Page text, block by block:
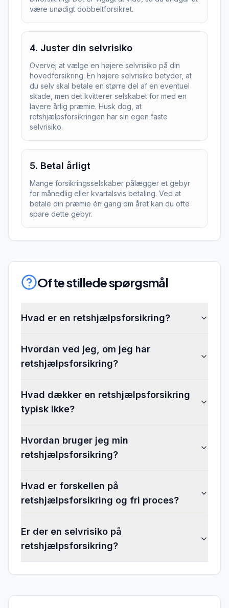
være unødigt dobbeltforsikret.
4. Juster din selvrisiko
Overvej at vælge en højere selvrisiko på din
hovedforsikring. En højere selvrisiko betyder, at
du selv skal betale en større del af en eventuel
skade, men det kvitterer selskabet for med en
lavere årlig præmie. Husk dog, at
retshjælpsforsikringen har sin egen faste
selvrisiko.
5. Betal årligt
Mange forsikringsselskaber pålægger et gebyr
for månedlig eller kvartalsvis betaling. Ved at
betale din præmie én gang om året kan du ofte
spare dette gebyr.
Ofte stillede spørgsmål
Hvad er en retshjælpsforsikring?
Hvordan ved jeg, om jeg har
retshjælpsforsikring?
Hvad dækker en retshjælpsforsikring
typisk ikke?
Hvordan bruger jeg min
retshjælpsforsikring?
Hvad er forskellen på
retshjælpsforsikring og fri proces?
Er der en selvrisiko på
retshjælpsforsikring?